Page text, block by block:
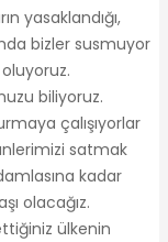
yasaklandığı,
bizler susmuyor
biliyoruz.
çalışıyorlar
satmak
kadar
olacağız.
ülkenin